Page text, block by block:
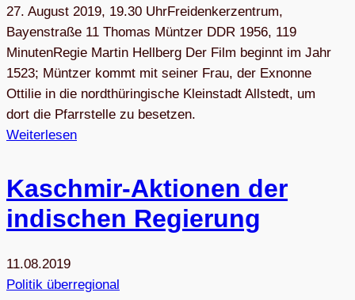
27. August 2019, 19.30 UhrFreidenkerzentrum,
Bayenstraße 11 Thomas Müntzer DDR 1956, 119
MinutenRegie Martin Hellberg Der Film beginnt im Jahr
1523; Müntzer kommt mit seiner Frau, der Exnonne
Ottilie in die nordthüringische Kleinstadt Allstedt, um
dort die Pfarrstelle zu besetzen.
Weiterlesen
Kasch­mir-Aktio­nen der
indi­schen Regierung
11.08.2019
Politik überregional